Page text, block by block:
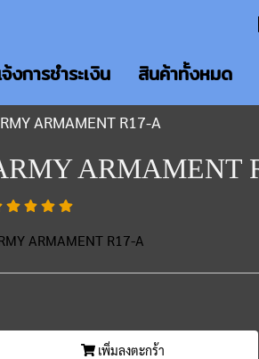
งการชำระเงิน สินค้าทั้งหมด
ARMAMENT R17-A
ARMAMENT
ARMAMENT R17-A
เพิ่มลงตะกร้า